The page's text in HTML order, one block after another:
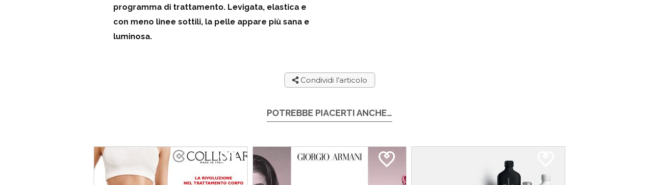
programma di trattamento. Levigata, elastica e
con meno linee sottili, la pelle appare più sana e
luminosa.
Condividi l’articolo
POTREBBE PIACERTI ANCHE…